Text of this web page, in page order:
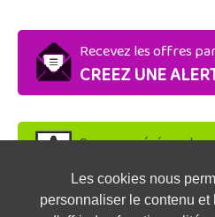
Les cookies nous
personnaliser le contenu et
Recevez les offres
CREEZ UNE
Soyez repéré par les
DEPOSEZ VOTRE